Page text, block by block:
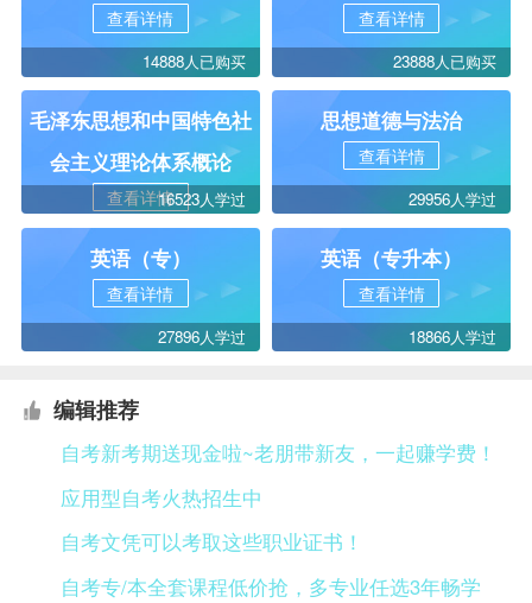
查看详情
14888人已购买
查看详情
23888人已购买
毛泽东思想和中国特色社
会主义理论体系概论
查看详情16523人学过
思想道德与法治
查看详情
29956人学过
英语（专）
查看详情
27896人学过
英语（专升本）
查看详情
18866人学过
编辑推荐
自考新考期送现金啦~老朋带新友，一起赚学费！
应用型自考火热招生中
自考文凭可以考取这些职业证书！
自考专/本全套课程低价抢，多专业任选3年畅学